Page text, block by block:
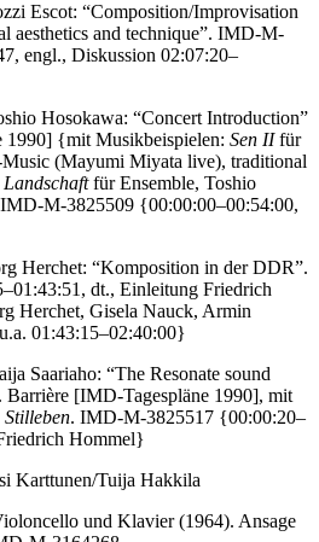
Escot: “Composition/Improvisation
aesthetics and technique”. IMD-M-
engl., Diskussion 02:07:20–
Hosokawa: “Concert Introduction”
1990] {mit Musikbeispielen: Sen IIfür
(Mayumi Miyata live), traditional
für Ensemble, Toshio
M-3825509 {00:00:00–00:54:00,
Herchet: “Komposition in der DDR”.
dt., Einleitung Friedrich
Herchet, Gisela Nauck, Armin
01:43:15–02:40:00}
Saariaho: “The Resonate sound
Barrière [IMD-Tagespläne 1990], mit
Stilleben. IMD-M-3825517 {00:00:20–
Hommel}
Karttunen/Tuija Hakkila
und Klavier (1964). Ansage